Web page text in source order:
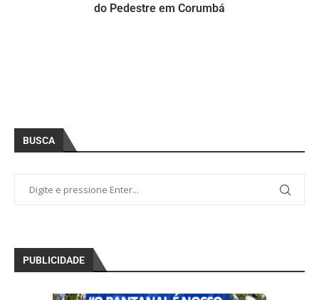
do Pedestre em Corumbá
BUSCA
PUBLICIDADE